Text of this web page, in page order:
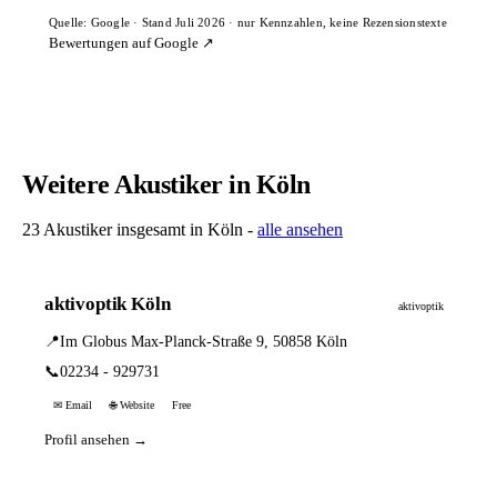
Quelle: Google · Stand Juli 2026 · nur Kennzahlen, keine Rezensionstexte
Bewertungen auf Google ↗
Weitere Akustiker in Köln
23 Akustiker insgesamt in Köln - alle ansehen
aktivoptik Köln aktivoptik
📍Im Globus Max-Planck-Straße 9, 50858 Köln
📞02234 - 929731
✉ Email 🌐 Website Free
Profil ansehen →